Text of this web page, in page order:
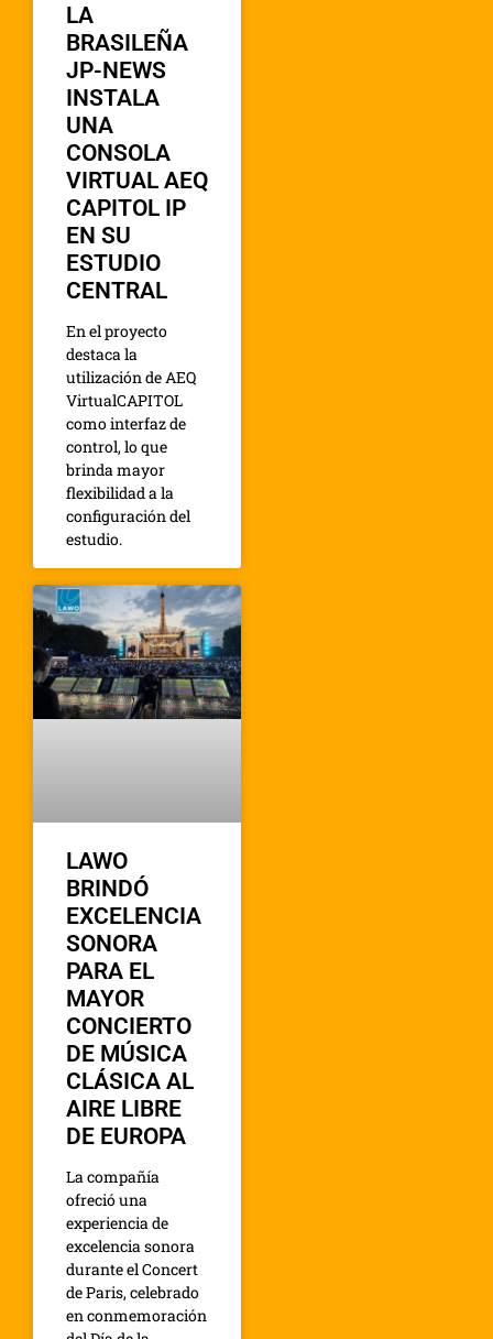
LA
BRASILEÑA
JP-NEWS
INSTALA
UNA
CONSOLA
VIRTUAL AEQ
CAPITOL IP
EN SU
ESTUDIO
CENTRAL
En el proyecto
destaca la
utilización de AEQ
VirtualCAPITOL
como interfaz de
control, lo que
brinda mayor
flexibilidad a la
configuración del
estudio.
LAWO
BRINDÓ
EXCELENCIA
SONORA
PARA EL
MAYOR
CONCIERTO
DE MÚSICA
CLÁSICA AL
AIRE LIBRE
DE EUROPA
La compañía
ofreció una
experiencia de
excelencia sonora
durante el Concert
de Paris, celebrado
en conmemoración